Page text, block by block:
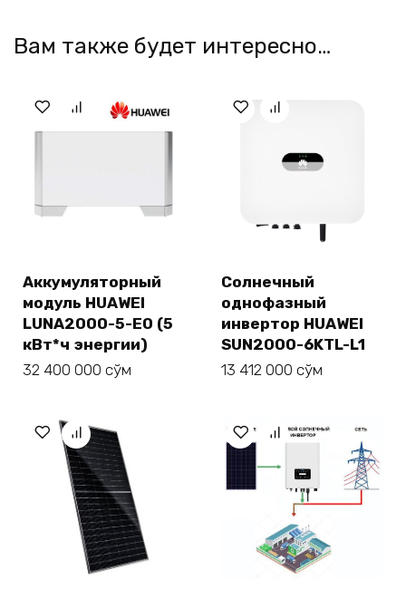
Вам также будет интересно…
Аккумуляторный
модуль HUAWEI
LUNA2000-5-E0 (5
кВт*ч энергии)
32 400 000 сўм
Солнечный
однофазный
инвертор HUAWEI
SUN2000-6KTL-L1
13 412 000 сўм